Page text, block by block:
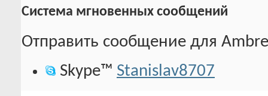
Система мгновенных сообщений
Отправить сообщение для
Skype™ Stanislav8707